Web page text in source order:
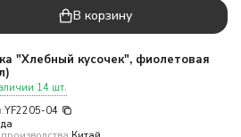
В корзину
"Хлебный кусочек", фиолетовая
14 шт.
YF2205-04